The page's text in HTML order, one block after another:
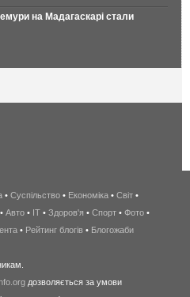
на Мадагаскарі стали
беспроводной
интернет
киев
wimax
• Суспільство • Економіка • Світ •
• Авто • IT • Здоров'я • Спорт • Фото •
• Рейтинг блогів • Блогожаби
дозволяється за умови